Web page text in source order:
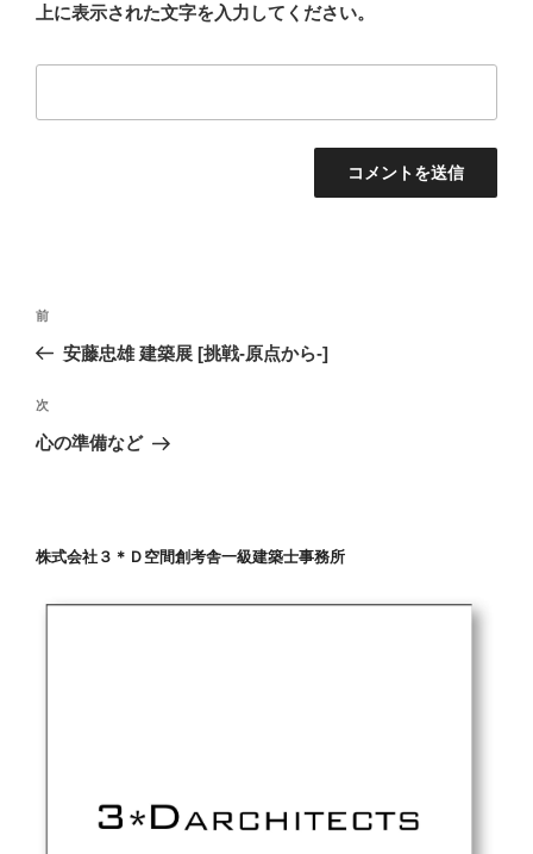
上に表示された文字を入力してください。
投
ビ
ゲ
ン
前
の
稿
前
安藤忠雄 建築展 [挑戦-原点から-]
次
の
次
心の準備など
株式会社３＊Ｄ空間創考舎一級建築士事務所